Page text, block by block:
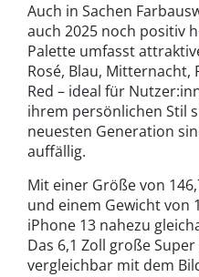
Auch in Sachen
auch 2025 noch positiv
Palette umfasst
Rosé, Blau,
Red – ideal für
ihrem persönlichen Stil
neuesten Generation
auffällig.
Mit einer Größe von
und einem Gewicht von
iPhone 13 nahezu
Das 6,1 Zoll große
vergleichbar mit dem